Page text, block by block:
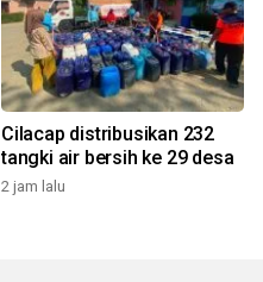
Cilacap distribusikan 232
tangki air bersih ke 29 desa
2 jam lalu